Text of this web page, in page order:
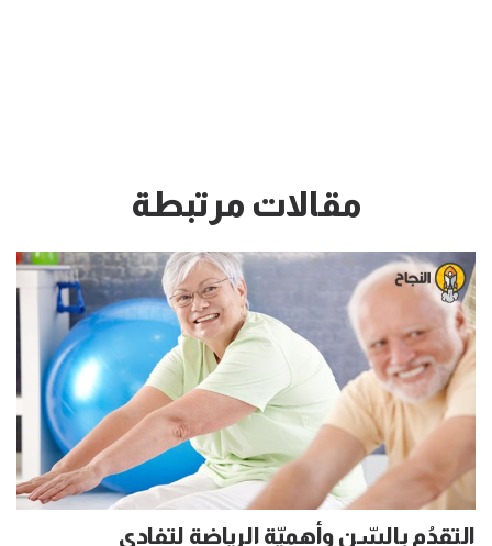
مقالات مرتبطة
التقدُم بالسّن وأهميّة الرياضة لتفادي